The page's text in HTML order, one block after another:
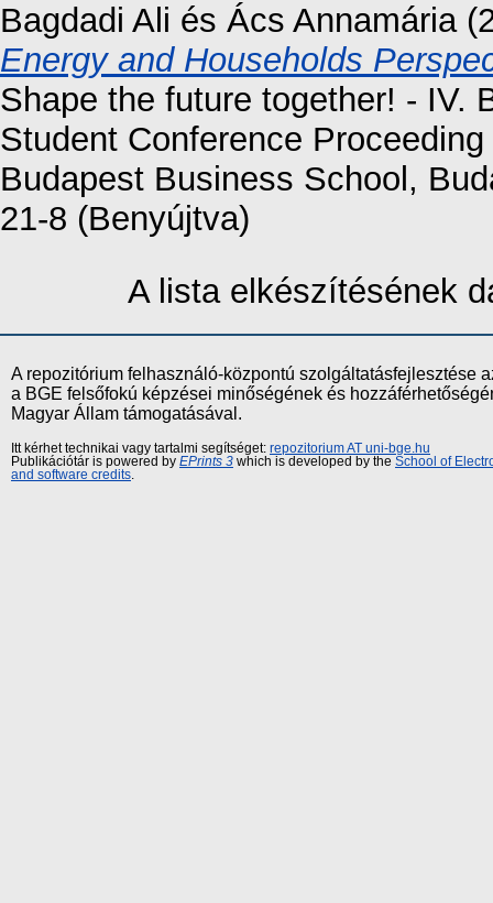
Bagdadi Ali és Ács Annamária
Energy and Households
Shape the future together! - IV.
Student Conference
Budapest Business School,
21-8 (Benyújtva)
A lista elkészítésének
A repozitórium felhasználó-központú szolgáltatásfejlesztése
a BGE felsőfokú képzései minőségének és
Magyar Állam támogatásával.
Itt kérhet technikai vagy tartalmi segítséget: repozitorium AT uni-bge.hu
Publikációtár is powered by EPrints 3 which is developed by the School of
and software credits